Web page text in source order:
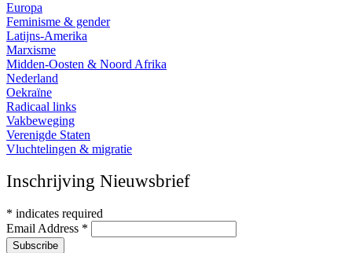
Europa
Feminisme & gender
Latijns-Amerika
Marxisme
Midden-Oosten & Noord Afrika
Nederland
Oekraïne
Radicaal links
Vakbeweging
Verenigde Staten
Vluchtelingen & migratie
Inschrijving Nieuwsbrief
* indicates required
Email Address *